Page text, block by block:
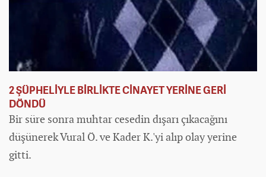
2 ŞÜPHELİYLE BİRLİKTE CİNAYET YERİNE GERİ
DÖNDÜ
Bir süre sonra muhtar cesedin dışarı çıkacağını
düşünerek Vural Ö. ve Kader K.'yi alıp olay yerine
gitti.